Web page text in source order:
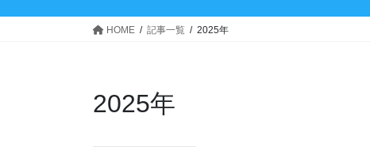
HOME 記事一覧 2025年
2025年